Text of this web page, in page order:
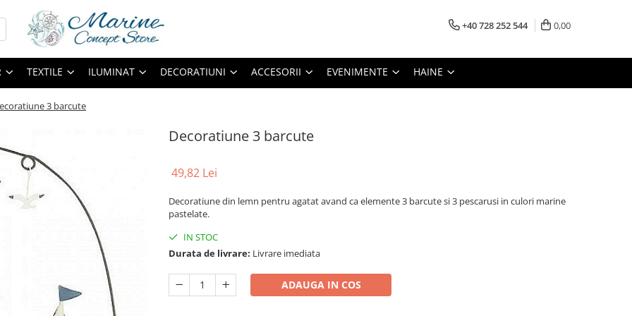
+40 728 252 544 0,00
TEXTILE ILUMINAT DECORATIUNI ACCESORII EVENIMENTE HAINE
3 barcute
Decoratiune 3 barcute
49,82 Lei
Decoratiune din lemn pentru agatat avand ca elemente 3 barcute si 3 pescarusi in culori marine
pastelate.
IN STOC
Durata de livrare: Livrare imediata
ADAUGA IN COS